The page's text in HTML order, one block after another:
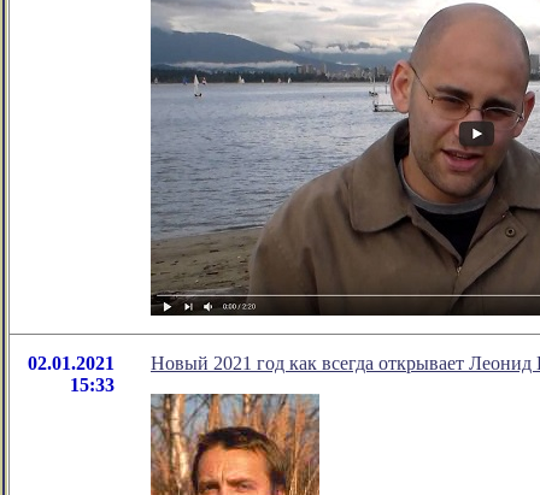
02.01.2021
15:33
Новый 2021 год как всегда открывает Леонид